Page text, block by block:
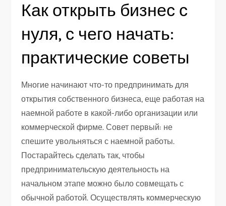
Как открыть бизнес с
нуля, с чего начать:
практические советы
Многие начинают что-то предпринимать для
открытия собственного бизнеса, еще работая на
наемной работе в какой-либо организации или
коммерческой фирме. Совет первый: не
спешите увольняться с наемной работы.
Постарайтесь сделать так, чтобы
предпринимательскую деятельность на
начальном этапе можно было совмещать с
обычной работой. Осуществлять коммерческую